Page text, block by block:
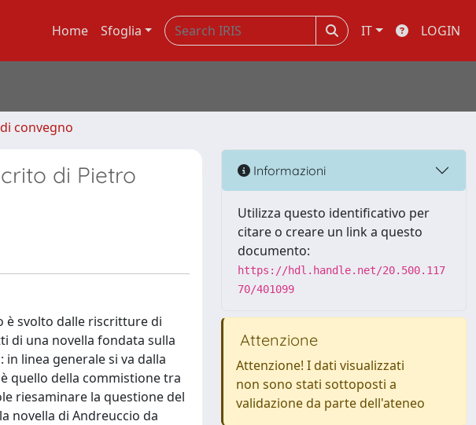
Home Sfoglia IT LOGIN
convegno
di Pietro
è svolto dalle riscritture di
di una novella fondata sulla
linea generale si va dalla
quello della commistione tra
riesaminare la questione del
novella di Andreuccio da
Informazioni
Utilizza questo identificativo per
citare o creare un link a questo
documento:
https://hdl.handle.net/20.500.117
70/401099
Attenzione
Attenzione! I dati visualizzati
non sono stati sottoposti a
validazione da parte dell'ateneo